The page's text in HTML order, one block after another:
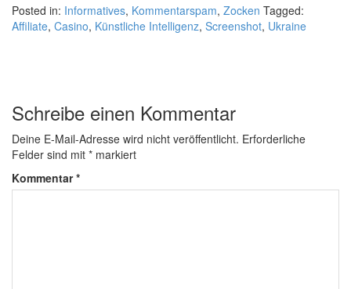
Posted in: Informatives, Kommentarspam, Zocken Tagged:
Affiliate, Casino, Künstliche Intelligenz, Screenshot, Ukraine
Schreibe einen Kommentar
Deine E-Mail-Adresse wird nicht veröffentlicht. Erforderliche
Felder sind mit * markiert
Kommentar*